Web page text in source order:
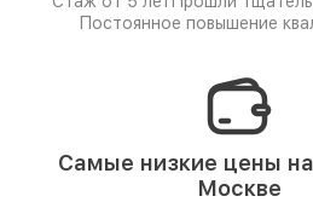
Постоянное повышение
Самые низкие цены
Москве